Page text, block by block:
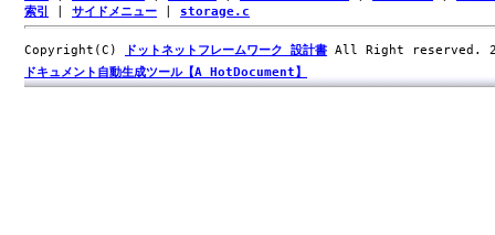
索引
サイドメニュー storage.c
Copyright(C) ドットネットフレームワーク 設計書 All Right reserved.
ドキュメント自動生成ツール【A HotDocument】